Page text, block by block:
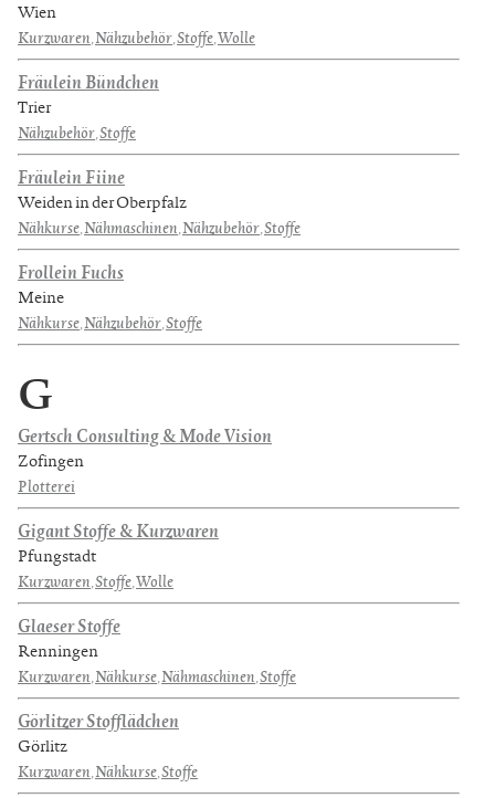
Wien
Kurzwaren,Nähzubehör,Stoffe,Wolle
Fräulein Bündchen
Trier
Nähzubehör,Stoffe
Fräulein Fiine
Weiden in der Oberpfalz
Nähkurse,Nähmaschinen,Nähzubehör,Stoffe
Frollein Fuchs
Meine
Nähkurse,Nähzubehör,Stoffe
G
Gertsch Consulting & Mode Vision
Zofingen
Plotterei
Gigant Stoffe & Kurzwaren
Pfungstadt
Kurzwaren,Stoffe,Wolle
Glaeser Stoffe
Renningen
Kurzwaren,Nähkurse,Nähmaschinen,Stoffe
Görlitzer Stofflädchen
Görlitz
Kurzwaren,Nähkurse,Stoffe